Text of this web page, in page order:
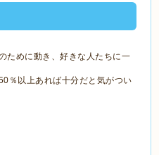
ために動き、好きな人たちに一
％以上あれば十分だと気がつい